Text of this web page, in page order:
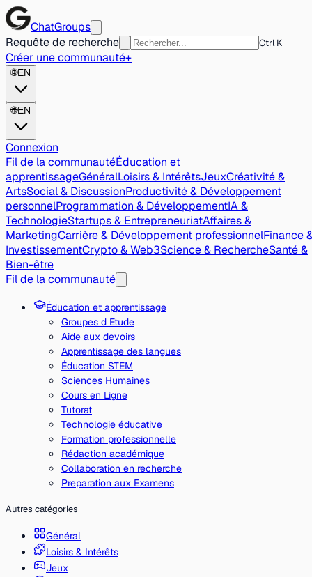
ChatGroups
Requête de recherche
Ctrl K
Créer une communauté+
🌐EN
🌐EN
Connexion
Fil de la communautéÉducation et
apprentissageGénéralLoisirs & IntérêtsJeuxCréativité &
ArtsSocial & DiscussionProductivité & Développement
personnelProgrammation & DéveloppementIA &
TechnologieStartups & EntrepreneuriatAffaires &
MarketingCarrière & Développement professionnelFinance
InvestissementCrypto & Web3Science & RechercheSanté &
Bien-être
Fil de la communauté
Éducation et apprentissage
Groupes d Etude
Aide aux devoirs
Apprentissage des langues
Éducation STEM
Sciences Humaines
Cours en Ligne
Tutorat
Technologie éducative
Formation professionnelle
Rédaction académique
Collaboration en recherche
Preparation aux Examens
Autres catégories
Général
Loisirs & Intérêts
Jeux